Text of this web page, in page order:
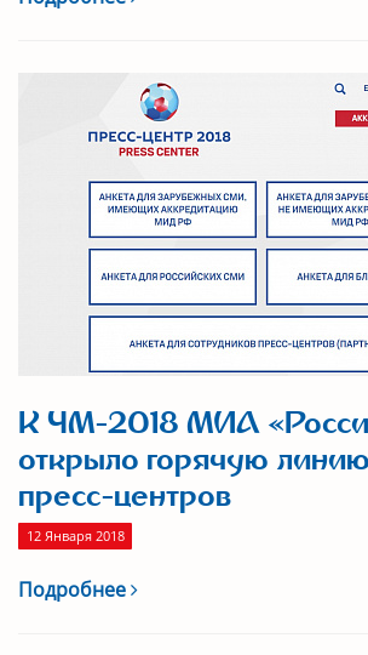
К ЧМ-2018 МИА
открыло горячую
пресс-центров
12 Января 2018
Подробнее